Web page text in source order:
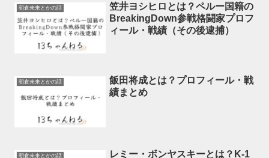
朝倉未来とかの話
笠井ヨシヒロとは？ペルー国籍の
BreakingDown参戦格闘家プロフ
ィール・戦績（その後逮捕）
朝倉未来とかの話
飯田将成とは？プロフィール・戦
績まとめ
朝倉未来とかの話
レミー・ボンヤスキーとは？K-1